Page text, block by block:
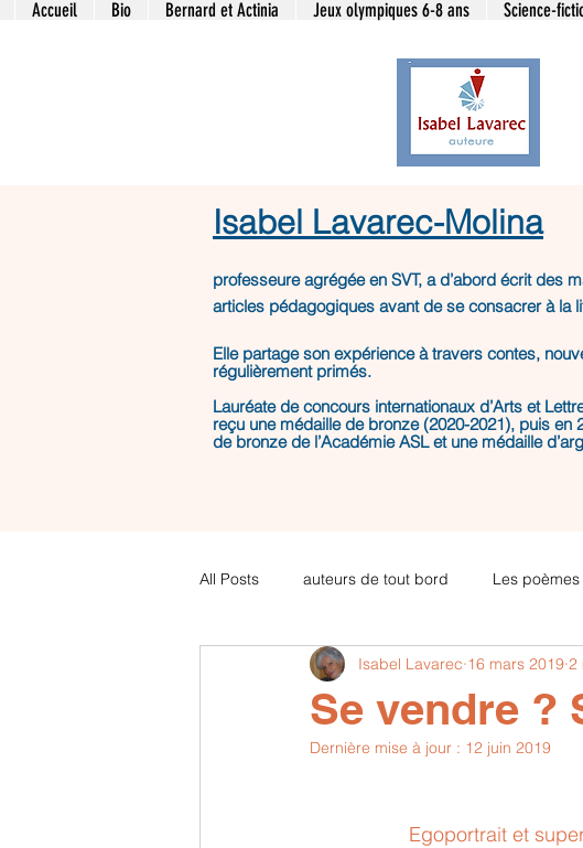
Accueil Bio Bernard et Actinia Jeux olympiques 6-8 ans Science-
Isabel Lavarec-Molina
professeure agrégée en SVT, a d’abord écrit des
articles pédagogiques avant de se consacrer à la
Elle partage son expérience à travers contes,
régulièrement primés.
Lauréate de concours internationaux d’Arts et
reçu une médaille de bronze (2020-2021), puis en
de bronze de l’Académie ASL et une médaille
All Posts auteurs de tout bord Les
COVID articles de futura-sciences . Les
Amoureux de poèsie
Se vendre ?
Isabel Lavarec 16 mars 2019 2
Dernière mise à jour : 12 juin 2019